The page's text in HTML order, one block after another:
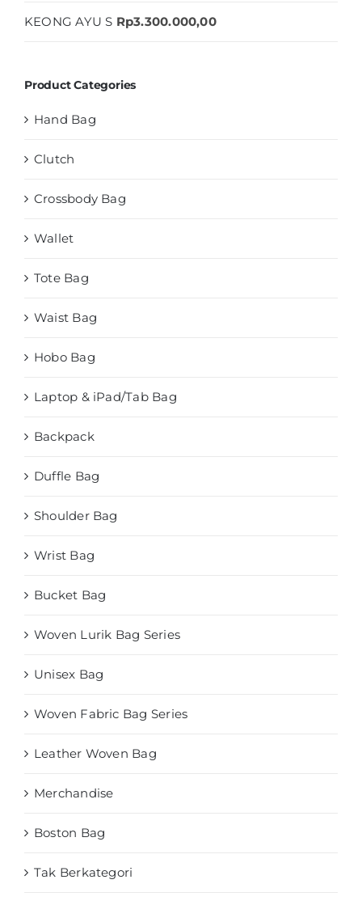
KEONG AYU S Rp3.300.000,00
Product Categories
Hand Bag
Clutch
Crossbody Bag
Wallet
Tote Bag
Waist Bag
Hobo Bag
Laptop & iPad/Tab Bag
Backpack
Duffle Bag
Shoulder Bag
Wrist Bag
Bucket Bag
Woven Lurik Bag Series
Unisex Bag
Woven Fabric Bag Series
Leather Woven Bag
Merchandise
Boston Bag
Tak Berkategori